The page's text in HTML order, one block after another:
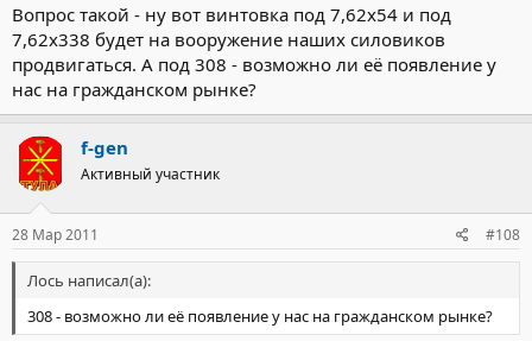
Вопрос такой - ну вот винтовка под 7,62х54 и под
7,62х338 будет на вооружение наших силовиков
продвигаться. А под 308 - возможно ли её появление у
нас на гражданском рынке?
f-gen
Активный участник
28 Мар 2011 #108
Лось написал(а):
308 - возможно ли её появление у нас на гражданском рынке?